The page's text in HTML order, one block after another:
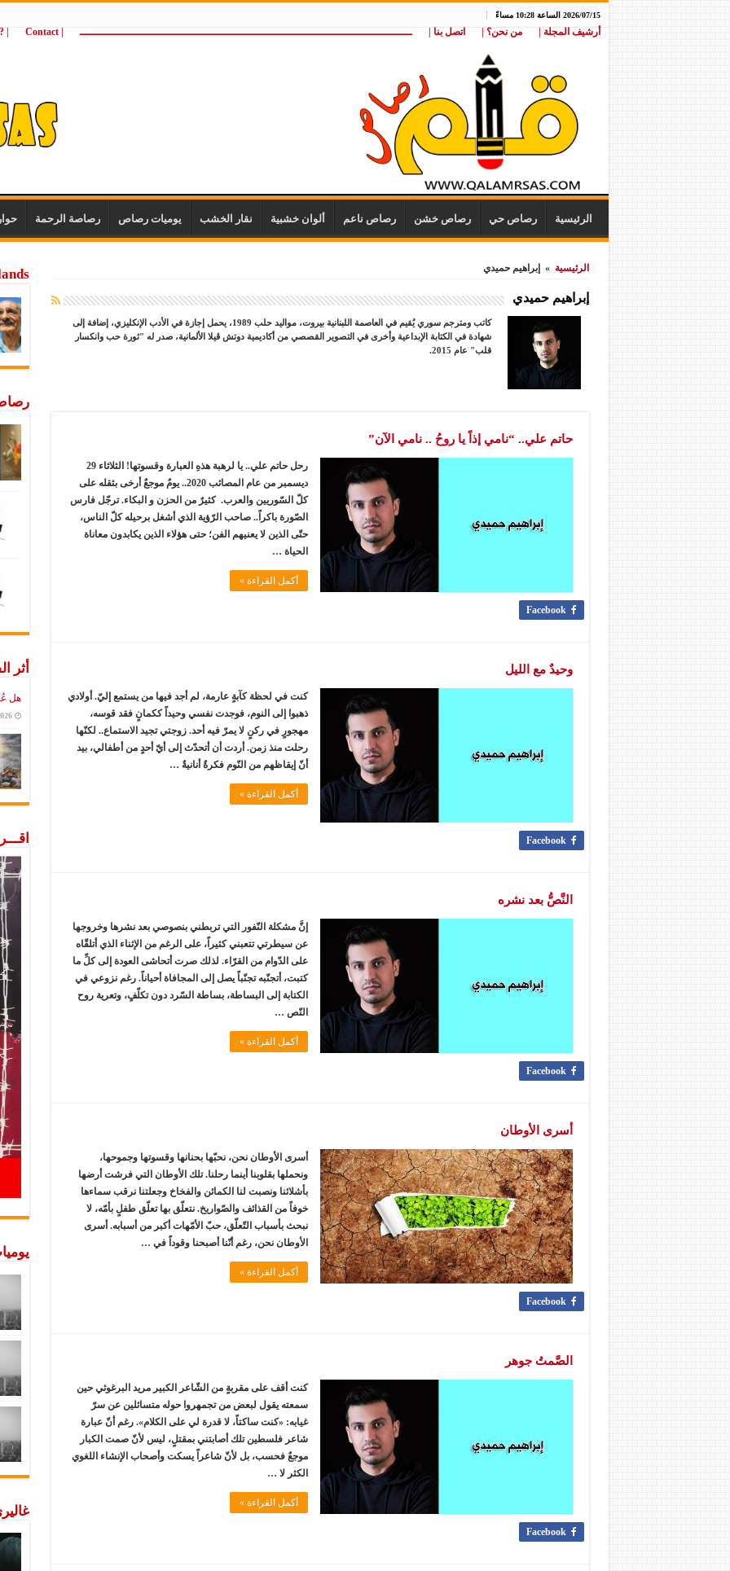
2026/07/15 الساعة 10:28 مساءً
أرشيف المجلة | من نحن؟ | اتصل بنا | ــــــــــــــــــــــــــــــــــــــــــــــــــــــــــــــــــــــــــــــــــــــــــــــــــــــ | Contact
wij
الرئيسية رصاص حي رصاص خشن رصاص ناعم ألوان خشبية نقار الخشب يوميات رصاص رصاصة الرحمة
الرئيسية » إبراهيم حميدي
إبراهيم حميدي
كاتب ومترجم سوري يُقيم في العاصمة اللبنانية بيروت، مواليد حلب 1989، يحمل إجازة في الأدب الإنكليزي، إضافة إلى
شهادة في الكتابة الإبداعية وأخرى في التصوير القصصي من أكاديمية دوتش ڤيلا الألمانية، صدر له "ثورة حب وانكسار
قلب" عام 2015.
حاتم علي.. “نامي إذاً يا روحُ .. نامي الآن”
رحل حاتم علي.. يا لرهبة هذهِ العبارة وقسوتها! الثلاثاء 29
ديسمبر من عام المصائب 2020.. يومٌ موجعٌ أرخى بثقله على
كلّ السّوريين والعرب. كثيرٌ من الحزن و البكاء. ترجّل فارس
الصّورة باكراً.. صاحب الرّؤية الذي أشغل برحيله كلّ الناس،
حتّى الذين لا يعنيهم الفن؛ حتى هؤلاء الذين يكابدون معاناة
الحياة …
أكمل القراءة »
Facebook
وحيدٌ مع الليل
كنت في لحظة كآبةٍ عارمة، لم أجد فيها من يستمع إليّ. أولادي
ذهبوا إلى النوم، فوجدت نفسي وحيداً ككمانٍ فقد قوسه،
مهجورٍ في ركنٍ لا يمرّ فيه أحد. زوجتي تجيد الاستماع.. لكنّها
رحلت منذ زمن. أردت أن أتحدّث إلى أيّ أحدٍ من أطفالي، بيد
أنّ إيقاظهم من النّوم فكرةٌ أنانيةٌ …
أكمل القراءة »
Facebook
النَّصُّ بعد نشره
إنَّ مشكلة النّفور التي تربطني بنصوصي بعد نشرها وخروجها
عن سيطرتي تتعبني كثيراً، على الرغم من الإثناء الذي أتلقّاه
على الدّوام من القرّاء. لذلك صرت أتحاشى العودة إلى كلِّ ما
كتبت، أتجنّبه تجنّباً يصل إلى المجافاة أحياناً. رغم نزوعي في
الكتابة إلى البساطة، بساطة السّرد دون تكلّفٍ، وتعرية روح
النّص …
أكمل القراءة »
Facebook
أسرى الأوطان
أسرى الأوطان نحن، نحبّها بحنانها وقسوتها وجموحها،
ونحملها بقلوبنا أينما رحلنا. تلك الأوطان التي فرشت أرضها
بأشلائنا ونصبت لنا الكمائن والفخاخ وجعلتنا نرقب سماءها
خوفاً من القذائف والصّواريخ. نتعلّق بها تعلّق طفلٍ بأمّه، لا
نبحث بأسباب التّعلّق، حبّ الأمّهات أكبر من أسبابه. أسرى
الأوطان نحن، رغم أنّنا أصبحنا وقوداً في …
أكمل القراءة »
Facebook
الصَّمتُ جوهر
كنت أقف على مقربةٍ من الشّاعر الكبير مريد البرغوثي حين
سمعته يقول لبعض من تجمهروا حوله متسائلين عن سرّ
غيابه: «كنت ساكتاً، لا قدرة لي على الكلام». رغم أنّ عبارة
شاعر فلسطين تلك أصابتني بمقتلٍ، ليس لأنّ صمت الكبار
موجعٌ فحسب، بل لأنّ شاعراً يسكت وأصحاب الإنشاء اللغوي
الكثر لا …
أكمل القراءة »
Facebook
أثر
هل